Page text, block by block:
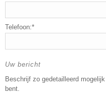
Telefoon:*
Uw bericht
Beschrijf zo gedetailleerd
bent.